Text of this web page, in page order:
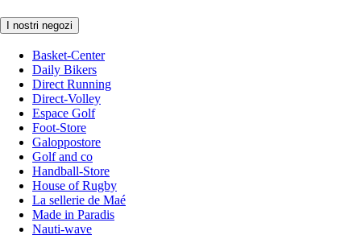
I nostri negozi
Basket-Center
Daily Bikers
Direct Running
Direct-Volley
Espace Golf
Foot-Store
Galoppostore
Golf and co
Handball-Store
House of Rugby
La sellerie de Maé
Made in Paradis
Nauti-wave